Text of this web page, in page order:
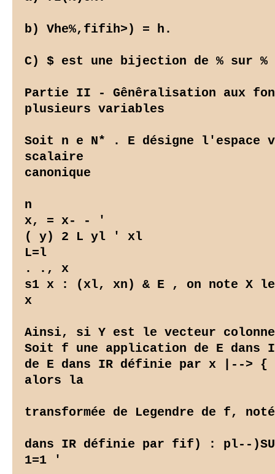
b) Vhe%,fifih>) = h.
C) $ est une bijection de % sur
Partie II - Gênêralisation aux
plusieurs variables
Soit n e N* . E désigne
scalaire
canonique
n
x, = x- - '
( y) 2 L yl ' xl
L=l
. ., x
s1 x : (xl, xn) & E , on note X le
x
Ainsi, si Y est le vecteur
Soit f une application de E
de E dans IR définie par x |--
alors la
transformée de Legendre de f,
dans IR définie par fif) : pl--
1=1 '